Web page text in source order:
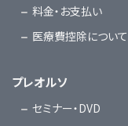
料金・お支払い
医療費控除について
プレオルソ
セミナー・DVD